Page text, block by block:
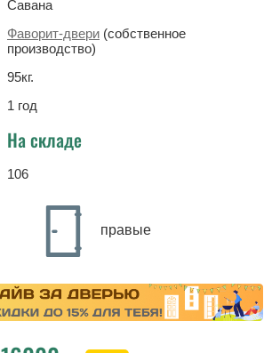
Савана
Фаворит-двери (собственное
производство)
95кг.
1 год
На складе
106
правые